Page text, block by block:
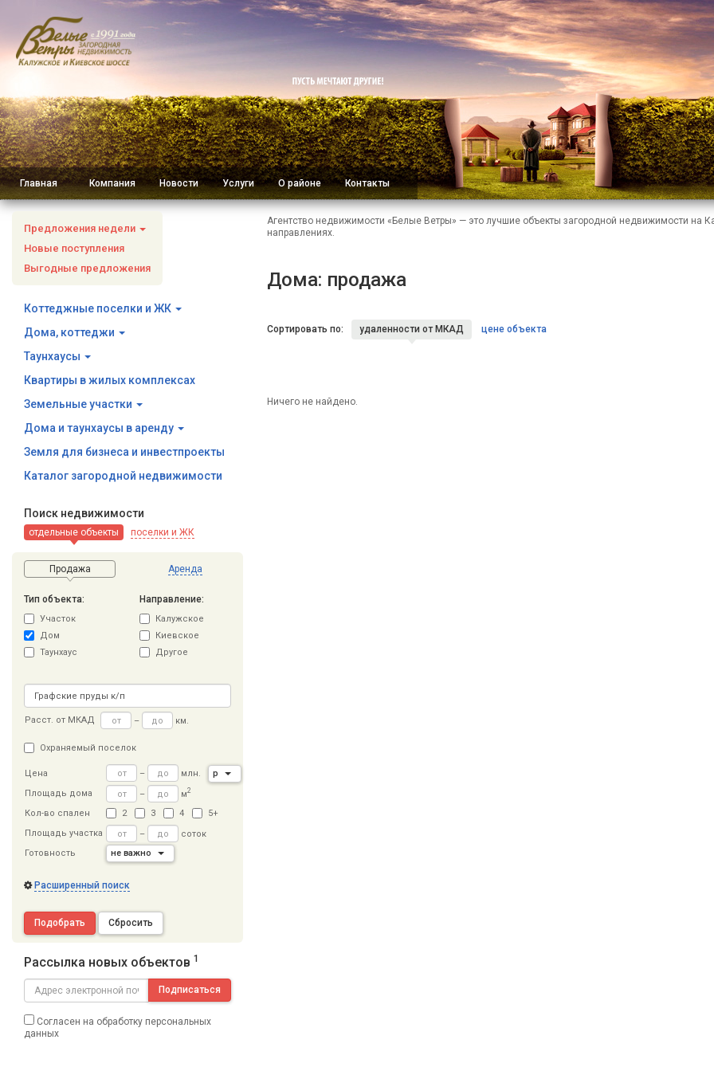
Главная Компания Новости Услуги О районе Контакты
Предложения недели
Новые поступления
Выгодные предложения
Коттеджные поселки и ЖК
Дома, коттеджи
Таунхаусы
Квартиры в жилых комплексах
Земельные участки
Дома и таунхаусы в аренду
Земля для бизнеса и инвестпроекты
Каталог загородной недвижимости
Поиск недвижимости
отдельные объекты поселки и ЖК
Продажа Аренда
Тип объекта:
Участок
Дом
Таунхаус
Направление:
Калужское
Киевское
Другое
Расст. от МКАД – км.
Охраняемый поселок
Цена – млн.
р
Площадь дома
– м2
Кол-во спален 2 3 4
5+
Площадь участка
–
соток
Готовность
не важно
Расширенный поиск
Подобрать Сбросить
Рассылка новых объектов 1
Подписаться
Согласен на обработку персональных
данных
Агентство недвижимости «Белые Ветры» — это лучшие объекты загородной недвижимости на
направлениях.
Дома: продажа
Сортировать по: удаленности от МКАД цене объекта
Ничего не найдено.